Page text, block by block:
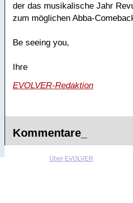
der das musikalische Jahr
zum möglichen Abba-
Be seeing you,
Ihre
EVOLVER-Redaktion
Kommentare_
Über EVOLVER